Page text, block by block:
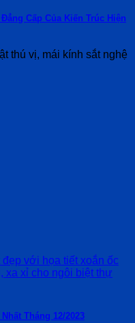
Cấp Của Kiến Trúc Hiện
thú vị, mái kính sắt nghệ
Tháng 12/2023